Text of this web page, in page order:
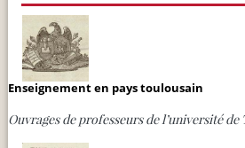
Enseignement en pays toulousain
Ouvrages de professeurs de l’université de